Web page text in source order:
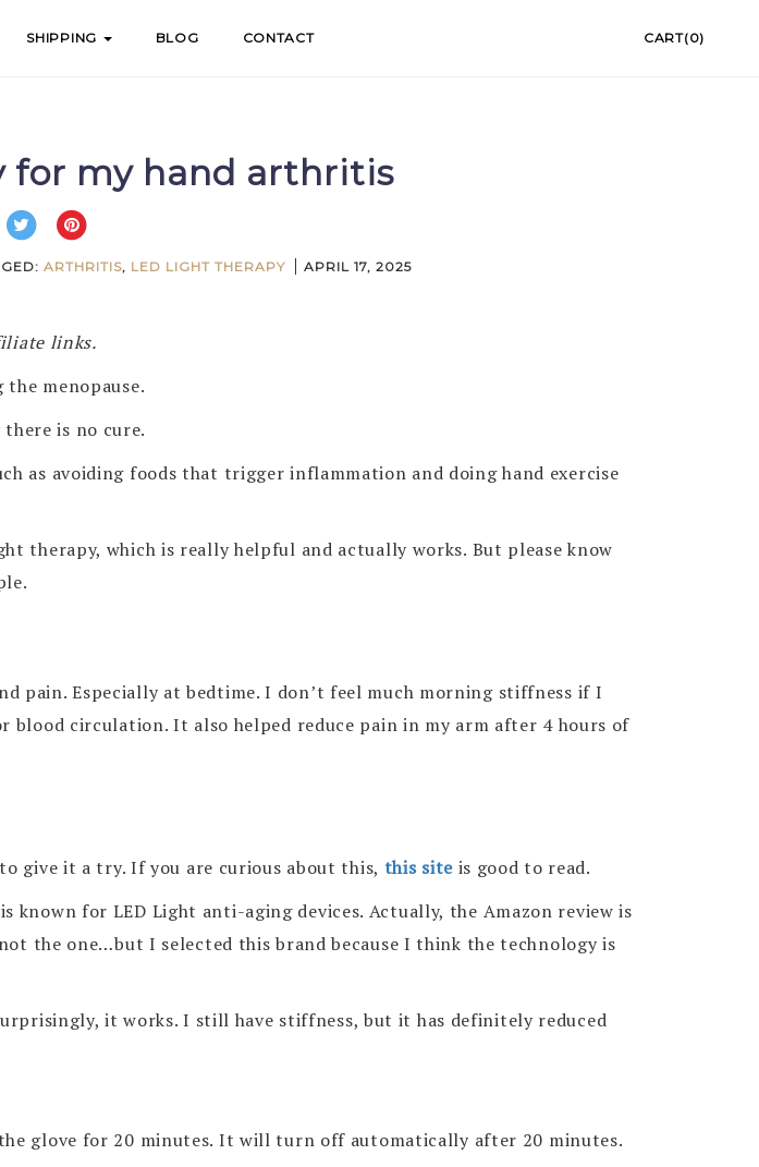
SHIPPING BLOG CONTACT CART(0)
for my hand arthritis
ARTHRITIS, LED LIGHT THERAPY APRIL 17, 2025
links.
menopause.
is no cure.
as avoiding foods that trigger inflammation and doing hand exercise
therapy, which is really helpful and actually works. But please know
pain. Especially at bedtime. I don’t feel much morning stiffness if I
blood circulation. It also helped reduce pain in my arm after 4 hours of
give it a try. If you are curious about this, this siteis good to read.
known for LED Light anti-aging devices. Actually, the Amazon review is
the one…but I selected this brand because I think the technology is
it works. I still have stiffness, but it has definitely reduced
glove for 20 minutes. It will turn off automatically after 20 minutes.